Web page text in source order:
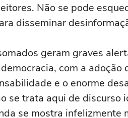
Não se pode
disseminar
geram graves
com a
e o enorme
se trata aqui de discurso
se mostra infelizmente